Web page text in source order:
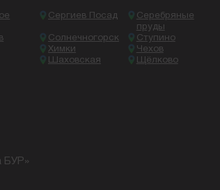
Сергиев Посад
Серебряные
пруды
Солнечногорск
Ступино
Химки
Чехов
Шаховская Щёлково
БУР»